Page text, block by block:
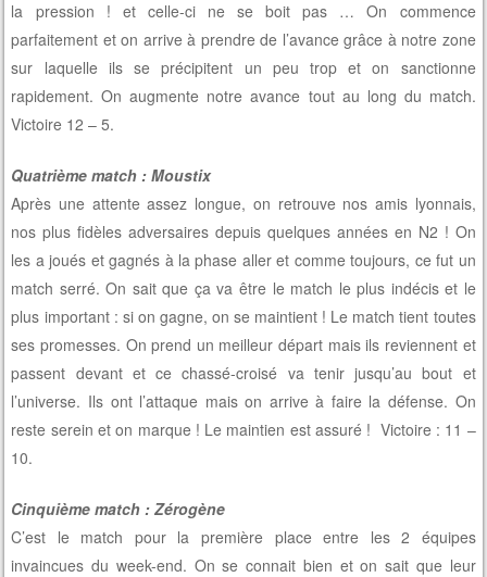
la pression ! et celle-ci ne se boit pas … On commence
parfaitement et on arrive à prendre de l’avance grâce à notre zone
sur laquelle ils se précipitent un peu trop et on sanctionne
rapidement. On augmente notre avance tout au long du match.
Victoire 12 – 5.
Quatrième match : Moustix
Après une attente assez longue, on retrouve nos amis lyonnais,
nos plus fidèles adversaires depuis quelques années en N2 ! On
les a joués et gagnés à la phase aller et comme toujours, ce fut un
match serré. On sait que ça va être le match le plus indécis et le
plus important : si on gagne, on se maintient ! Le match tient toutes
ses promesses. On prend un meilleur départ mais ils reviennent et
passent devant et ce chassé-croisé va tenir jusqu’au bout et
l’universe. Ils ont l’attaque mais on arrive à faire la défense. On
reste serein et on marque ! Le maintien est assuré ! Victoire : 11 –
10.
Cinquième match : Zérogène
C’est le match pour la première place entre les 2 équipes
invaincues du week-end. On se connait bien et on sait que leur